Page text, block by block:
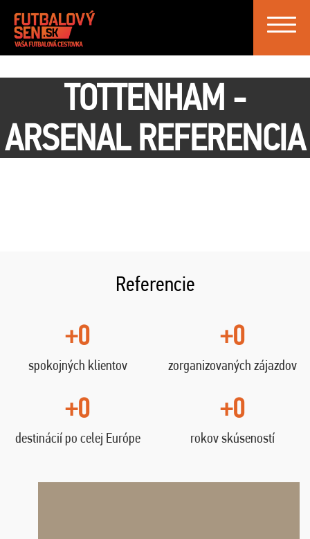
Toggle
TOTTENHAM -
ARSENAL REFERENCIA
Referencie
+0
spokojných klientov
+0
zorganizovaných zájazdov
+0
destinácií po celej Európe
+0
rokov skúseností